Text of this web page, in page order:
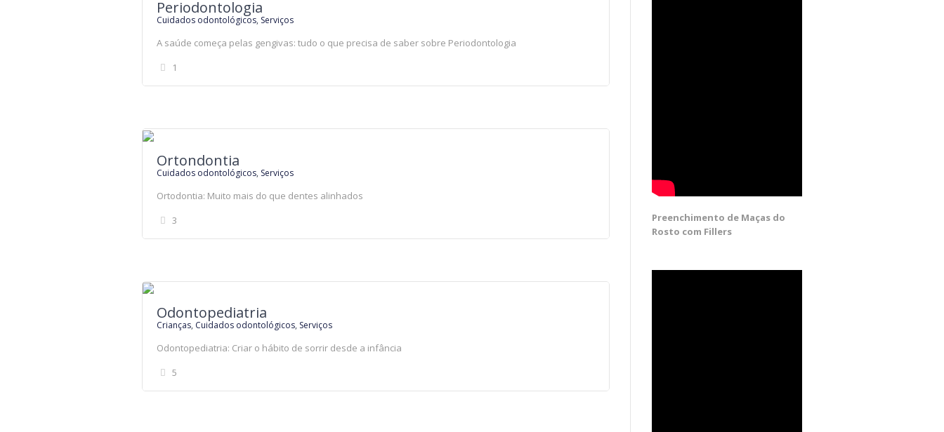
Periodontologia
Cuidados odontológicos, Serviços
A saúde começa pelas gengivas: tudo o que precisa de saber sobre Periodontologia
1
Ortondontia
Cuidados odontológicos, Serviços
Ortodontia: Muito mais do que dentes alinhados
3
Odontopediatria
Crianças, Cuidados odontológicos, Serviços
Odontopediatria: Criar o hábito de sorrir desde a infância
5
Preenchimento de Maças do
Rosto com Fillers